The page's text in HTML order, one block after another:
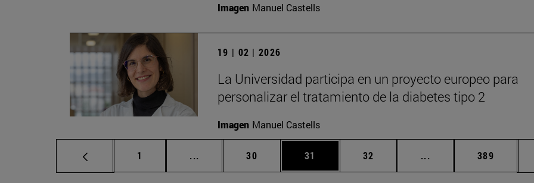
Imagen Manuel Castells
19 | 02 | 2026
La Universidad participa en un proyecto europeo para
personalizar el tratamiento de la diabetes tipo 2
Imagen Manuel Castells
Página
1 ... Páginas intermedias Use TAB para desplazarse.
Página
30 Página
31 Página
32 ... Páginas intermedias
Página
389